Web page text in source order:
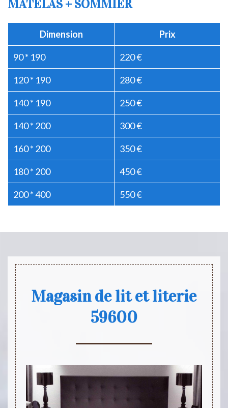
MATELAS + SOMMIER
Dimension Prix
90 * 190 220 €
120 * 190 280 €
140 * 190 250 €
140 * 200 300 €
160 * 200 350 €
180 * 200 450 €
200 * 400 550 €
Magasin de lit et literie
59600